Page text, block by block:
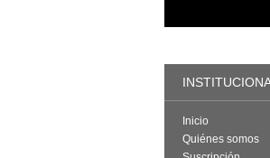
Inicio
Quiénes somos